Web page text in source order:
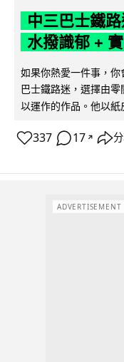
中三巴士鐵
水撥識郁 +
如果你熱愛一件事，
巴士鐵路迷，選擇由
以運作的作品。他以紙
337 17 ↗
ADVERTISEMENT